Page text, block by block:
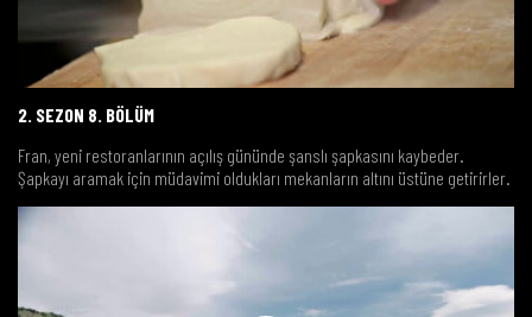
2. SEZON 8. BÖLÜM
Fran, yeni restoranlarının açılış gününde şanslı şapkasını kaybeder.
Şapkayı aramak için müdavimi oldukları mekanların altını üstüne getirirler.